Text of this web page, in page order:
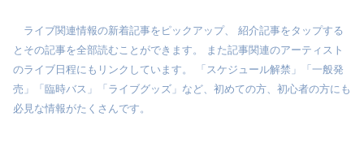
ライブ関連情報の新着記事をピックアップ、 紹介記事をタップする
とその記事を全部読むことができます。 また記事関連のアーティスト
のライブ日程にもリンクしています。 「スケジュール解禁」「一般発
売」「臨時バス」「ライブグッズ」など、初めての方、初心者の方にも
必見な情報がたくさんです。